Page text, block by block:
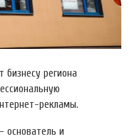
бизнесу региона
рекламы.
основатель и